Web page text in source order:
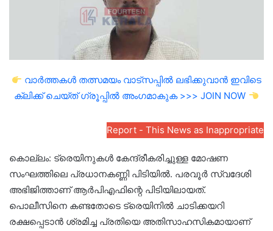
വാർത്തകൾ തത്സമയം വാട്സപ്പിൽ ലഭിക്കുവാൻ ഇവിടെ
ക്ലിക്ക് ചെയ്ത് ഗ്രൂപ്പിൽ അംഗമാകുക >>> JOIN NOW
Report - This News as Inappropriate
കൊല്ലം: ട്രെയിനുകൾ കേന്ദ്രീകരിച്ചുള്ള മോഷണ
സംഘത്തിലെ പ്രധാനകണ്ണി പിടിയിൽ. പരവൂർ സ്വദേശി
അഭിജിത്താണ് ആർപിഎഫിന്റെ പിടിയിലായത്.
പൊലീസിനെ കണ്ടതോടെ ട്രെയിനിൽ ചാടിക്കയറി
രക്ഷപ്പെടാൻ ശ്രമിച്ച പ്രതിയെ അതിസാഹസികമായാണ്